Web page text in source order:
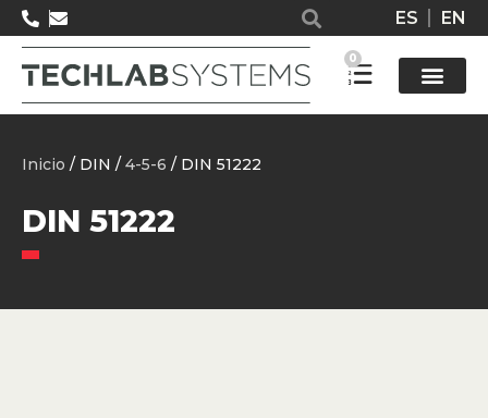
ES EN
0
Inicio / DIN / 4-5-6 / DIN 51222
DIN 51222